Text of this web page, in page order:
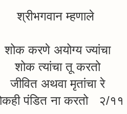
श्रीभगवान म्हणाले
शोक करणे अयोग्य ज्यांचा
शोक त्यांचा तू करतो
जीवित अथवा मृतांचा रे
पंडित ना करतो २/११